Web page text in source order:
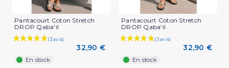
Pantacourt Coton Stretch
DROP Qaba'il
32,90 €
En stock
Pantacourt Coton Stretch
DROP Qaba'il
32,90 €
En stock